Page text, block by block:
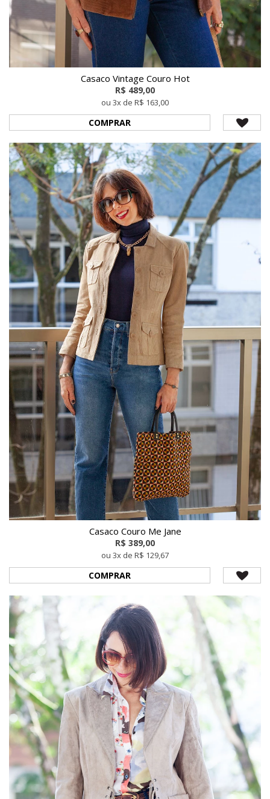
Casaco Vintage Couro Hot
R$ 489,00
ou 3x de R$ 163,00
COMPRAR
Casaco Couro Me Jane
R$ 389,00
ou 3x de R$ 129,67
COMPRAR